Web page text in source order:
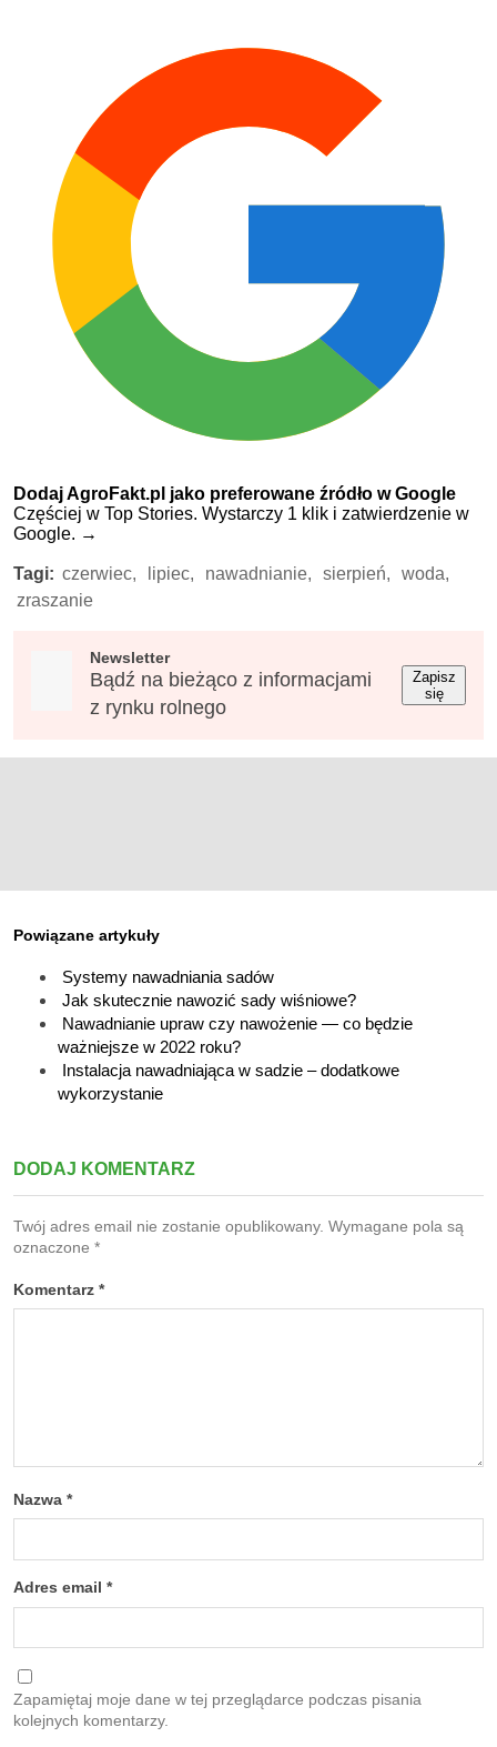
Dodaj AgroFakt.pl jako preferowane źródło w Google
Częściej w Top Stories. Wystarczy 1 klik i zatwierdzenie w
Google. →
Tagi: czerwiec, lipiec, nawadnianie, sierpień,
woda,
zraszanie
Newsletter
Bądź na bieżąco z informacjami
z rynku rolnego
Zapisz
się
Powiązane artykuły
Systemy nawadniania sadów
Jak skutecznie nawozić sady wiśniowe?
Nawadnianie upraw czy nawożenie — co będzie
ważniejsze w 2022 roku?
Instalacja nawadniająca w sadzie – dodatkowe
wykorzystanie
DODAJ KOMENTARZ
Twój adres email nie zostanie opublikowany. Wymagane pola są
oznaczone *
Komentarz *
Nazwa *
Adres email *
Zapamiętaj moje dane w tej przeglądarce podczas pisania
kolejnych komentarzy.